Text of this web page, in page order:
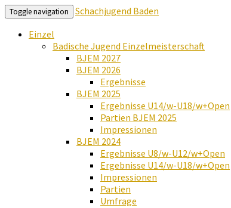
Toggle navigation
Schachjugend Baden
Einzel
Badische Jugend Einzelmeisterschaft
BJEM 2027
BJEM 2026
Ergebnisse
BJEM 2025
Ergebnisse U14/w-U18/w+Open
Partien BJEM 2025
Impressionen
BJEM 2024
Ergebnisse U8/w-U12/w+Open
Ergebnisse U14/w-U18/w+Open
Impressionen
Partien
Umfrage